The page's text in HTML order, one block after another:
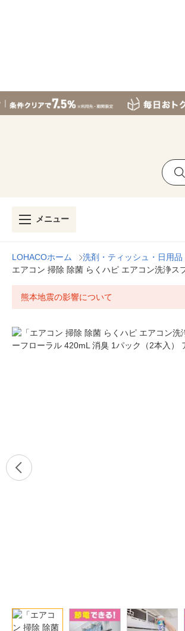
メニュー
LOHACOホーム 洗剤・ティッシュ・日用品
エアコン 掃除 除菌 らくハピ エアコン洗浄
熊本地震の影響について